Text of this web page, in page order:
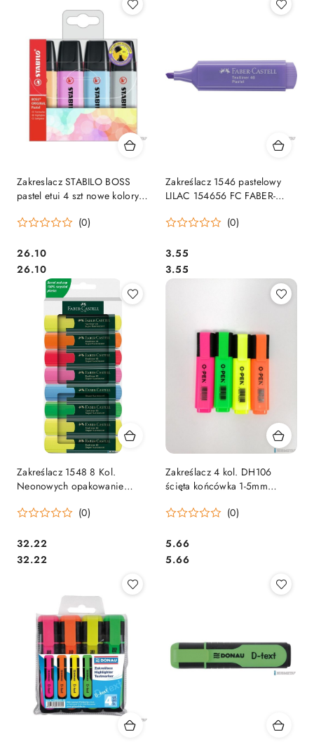
Zakreslacz STABILO BOSS
pastel etui 4 szt nowe kolory
(0)
Cena:
26.10
Cena:
26.10
Zakreślacz 1546 pastelowy
LILAC 154656 FC FABER-
(0)
Cena:
3.55
Cena:
3.55
Zakreślacz 1548 8 Kol.
Neonowych opakowanie
(0)
Cena:
32.22
Cena:
32.22
Zakreślacz 4 kol. DH106
ścięta końcówka 1-5mm
(0)
Cena:
5.66
Cena:
5.66